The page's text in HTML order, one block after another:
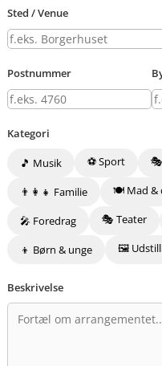
Sted / Venue
Postnummer
Kategori
🎵 Musik ⚽ Sport
👨‍👩‍👧 Familie
🍽️ Mad &
🎤 Foredrag 🎭 Teater
👦 Børn & unge 🖼️
Beskrivelse